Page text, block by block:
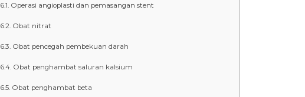
Operasi angioplasti dan pemasangan stent
Obat nitrat
Obat pencegah pembekuan darah
Obat penghambat saluran kalsium
Obat penghambat beta